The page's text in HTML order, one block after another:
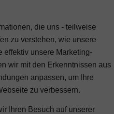
die uns - teilweise
zu verstehen, wie unsere
effektiv unsere Marketing-
wir mit den Erkenntnissen aus
anpassen, um Ihre
zu verbessern.
Ihren Besuch auf unserer